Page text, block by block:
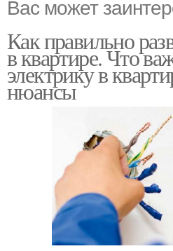
Вас может
Как правильно
в квартире. Что
электрику в
нюансы